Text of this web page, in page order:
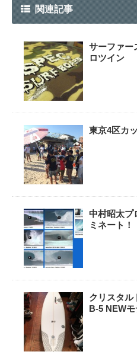
関連記事
サーファー
ロツイン
東京4区カ
中村昭太プ
ミネート！
クリスタル
B-5 NEWモ